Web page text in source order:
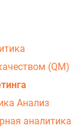
(QM)
Анализ
аналитика